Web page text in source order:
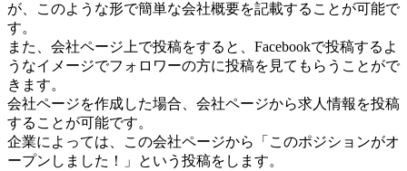
が、このような形で簡単な会社概要を記載することが可能で
す。
また、会社ページ上で投稿をすると、Facebookで投稿するよ
うなイメージでフォロワーの方に投稿を見てもらうことがで
きます。
会社ページを作成した場合、会社ページから求人情報を投稿
することが可能です。
企業によっては、この会社ページから「このポジションがオ
ープンしました！」という投稿をします。